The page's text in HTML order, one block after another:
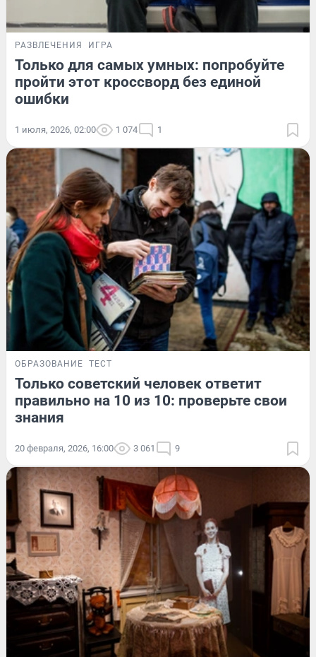
РАЗВЛЕЧЕНИЯ ИГРА
Только для самых умных: попробуйте
пройти этот кроссворд без единой
ошибки
1 июля, 2026, 02:00 1 074 1
ОБРАЗОВАНИЕ ТЕСТ
Только советский человек ответит
правильно на 10 из 10: проверьте свои
знания
20 февраля, 2026, 16:00 3 061 9